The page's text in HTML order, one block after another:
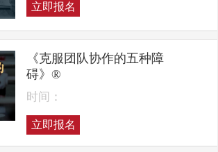
立即报名
《克服团队协作的五种障
碍》®
时间：
立即报名